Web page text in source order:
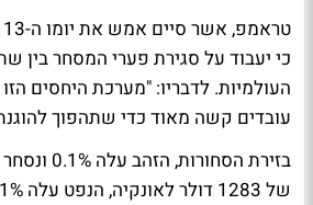
כי יעבוד על סגירת פערי המסחר בין
העולמיות. לדבריו: "מערכת היחסים
עובדים קשה מאוד כדי שתהפוך
בזירת